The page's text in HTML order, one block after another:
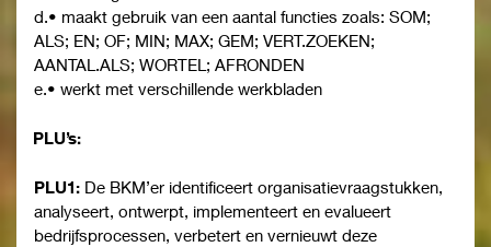
d.• maakt gebruik van een aantal functies zoals: SOM;
ALS; EN; OF; MIN; MAX; GEM; VERT.ZOEKEN;
AANTAL.ALS; WORTEL; AFRONDEN
e.• werkt met verschillende werkbladen
PLU’s:
PLU1: De BKM’er identificeert organisatievraagstukken,
analyseert, ontwerpt, implementeert en evalueert
bedrijfsprocessen, verbetert en vernieuwt deze